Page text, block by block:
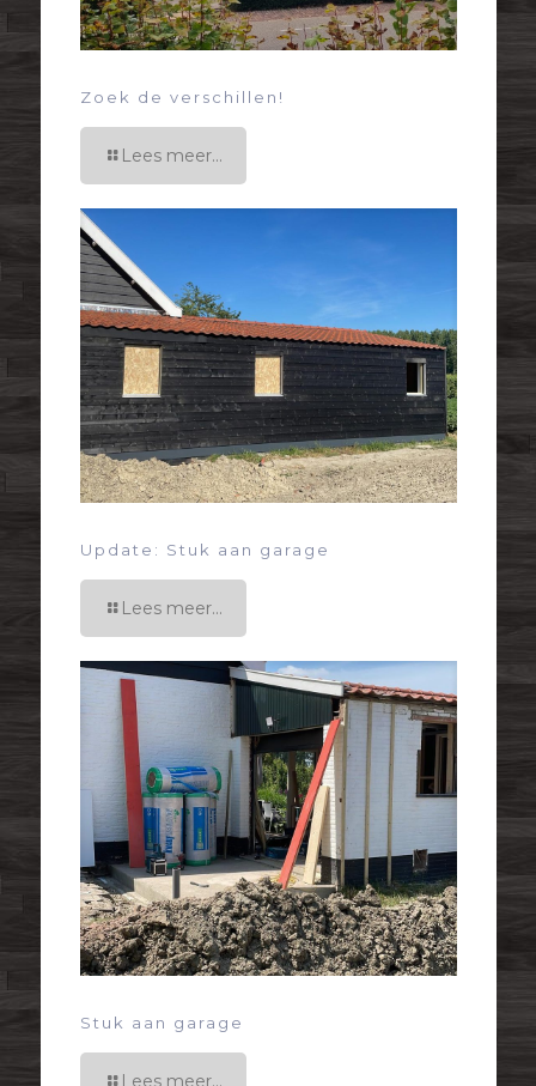
Zoek de verschillen!
Lees meer...
Update: Stuk aan garage
Lees meer...
Stuk aan garage
Lees meer...